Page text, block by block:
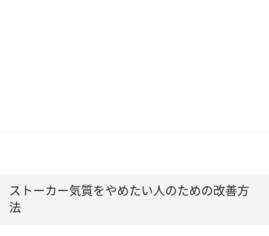
ストーカー気質をやめたい人のための改善方
法